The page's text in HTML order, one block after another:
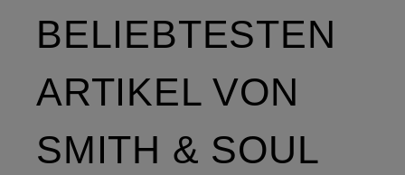
BELIEBTESTEN
ARTIKEL VON
SMITH & SOUL